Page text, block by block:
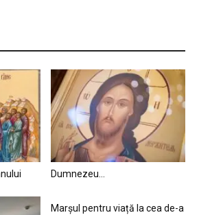
Dumnezeu…
Marșul pentru viață la cea de-a